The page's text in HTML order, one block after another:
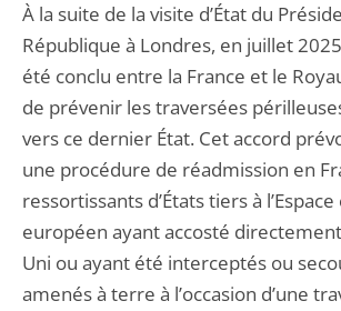
À la suite de la visite d’État du
République à Londres, en juillet
été conclu entre la France et le
de prévenir les traversées
vers ce dernier État. Cet accord
une procédure de réadmission en
ressortissants d’États tiers à
européen ayant accosté
Uni ou ayant été interceptés ou
amenés à terre à l’occasion d’une